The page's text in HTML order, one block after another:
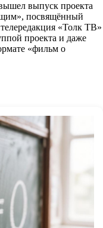
выпуск проекта
посвящённый
«Толк ТВ»
проекта и даже
«фильм о